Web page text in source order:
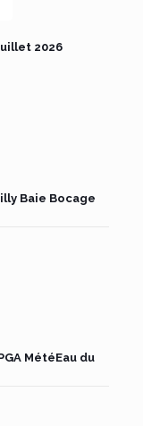
2026
Baie Bocage
MétéEau du